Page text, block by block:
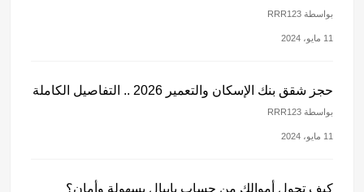
بواسطة RRR123
11 مايو، 2024
حجز شقق بنك الإسكان والتعمير 2026 .. التفاصيل الكاملة
بواسطة RRR123
11 مايو، 2024
كيف تحول أموالك من حساب بايبال بسهولة وأمان؟